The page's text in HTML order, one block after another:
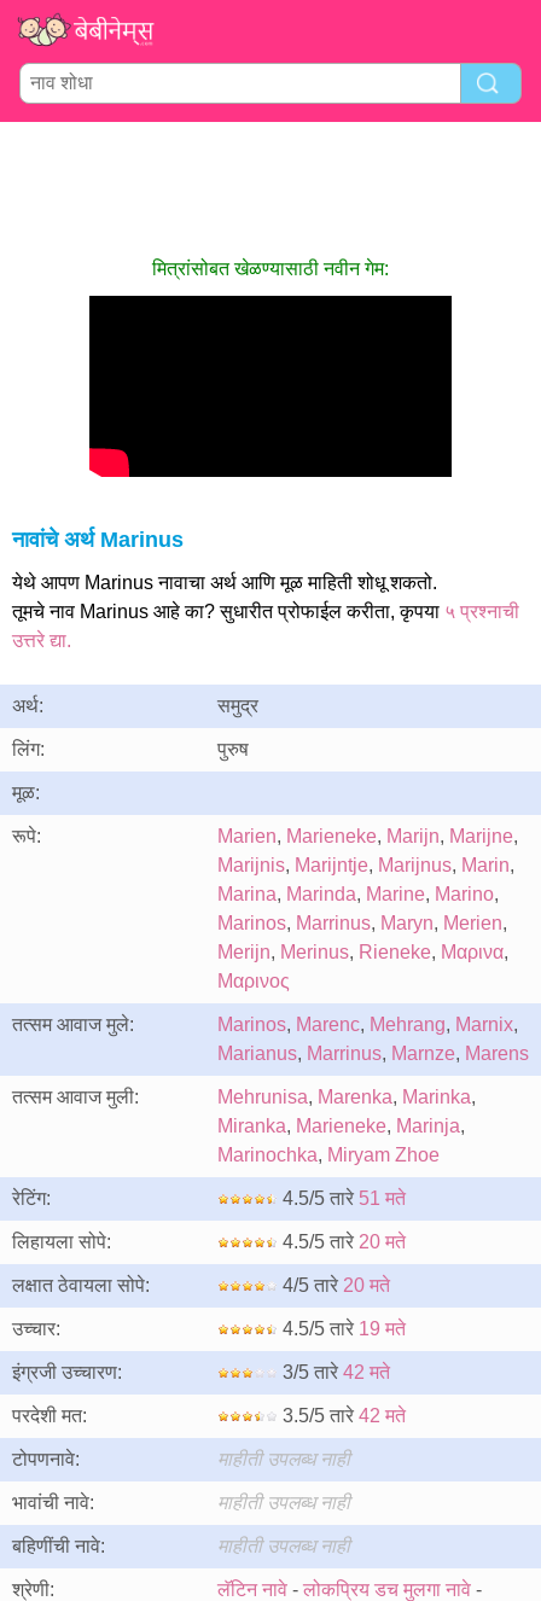
मित्रांसोबत खेळण्यासाठी नवीन गेम:
नावांचे अर्थ Marinus
येथे आपण Marinus नावाचा अर्थ आणि मूळ माहिती शोधू शकतो.
तूमचे नाव Marinus आहे का? सुधारीत प्रोफाईल करीता, कृपया ५ प्रश्नाची
उत्तरे द्या.
अर्थ: समुद्र
लिंग: पुरुष
मूळ:
रूपे: Marien, Marieneke, Marijn, Marijne,
Marijnis, Marijntje, Marijnus, Marin,
Marina, Marinda, Marine, Marino,
Marinos, Marrinus, Maryn, Merien,
Merijn, Merinus, Rieneke, Μαρινα,
Μαρινος
तत्सम आवाज मुले: Marinos, Marenc, Mehrang, Marnix,
Marianus, Marrinus, Marnze, Marens
तत्सम आवाज मुली: Mehrunisa, Marenka, Marinka,
Miranka, Marieneke, Marinja,
Marinochka, Miryam Zhoe
रेटिंग: 4.5/5 तारे 51 मते
लिहायला सोपे: 4.5/5 तारे 20 मते
लक्षात ठेवायला सोपे: 4/5 तारे 20 मते
उच्चार: 4.5/5 तारे 19 मते
इंग्रजी उच्चारण: 3/5 तारे 42 मते
परदेशी मत: 3.5/5 तारे 42 मते
टोपणनावे: माहीती उपलब्ध नाही
भावांची नावे: माहीती उपलब्ध नाही
बहिणींची नावे: माहीती उपलब्ध नाही
श्रेणी: लॅटिन नावे - लोकप्रिय डच मुलगा नावे -